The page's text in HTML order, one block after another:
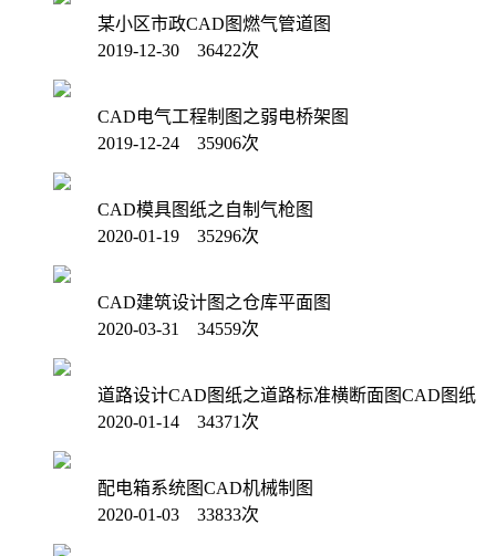
某小区市政CAD图燃气管道图
2019-12-30 36422次
CAD电气工程制图之弱电桥架图
2019-12-24 35906次
CAD模具图纸之自制气枪图
2020-01-19 35296次
CAD建筑设计图之仓库平面图
2020-03-31 34559次
道路设计CAD图纸之道路标准横断面图CAD图纸
2020-01-14 34371次
配电箱系统图CAD机械制图
2020-01-03 33833次